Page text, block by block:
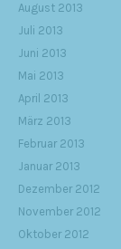
August 2013
Juli 2013
Juni 2013
Mai 2013
April 2013
März 2013
Februar 2013
Januar 2013
Dezember 2012
November 2012
Oktober 2012